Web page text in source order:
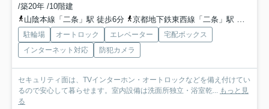
/築20年 /10階建
山陰本線「二条」駅 徒歩6分
京都地下鉄東西線「二条」駅 徒歩6分
駐輪場 オートロック エレベーター
宅配ボックス
インターネット対応
防犯カメラ
セキュリティ面は、TVインターホン・オートロックなどを備え付けてい
るので安心して暮らせます。室内設備は洗面所独立・浴室乾... もっと見
る